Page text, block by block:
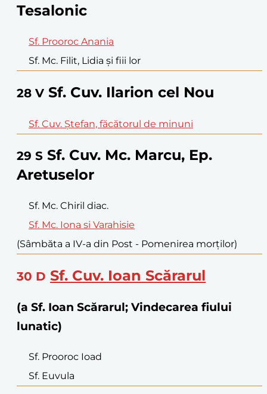
Tesalonic
Sf. Prooroc Anania
Sf. Mc. Filit, Lidia şi fiii lor
28 V Sf. Cuv. Ilarion cel Nou
Sf. Cuv. Ştefan, făcătorul de minuni
29 S Sf. Cuv. Mc. Marcu, Ep.
Aretuselor
Sf. Mc. Chiril diac.
Sf. Mc. Iona si Varahisie
(Sâmbăta a IV-a din Post - Pomenirea morţilor)
30 D Sf. Cuv. Ioan Scărarul
(a Sf. Ioan Scărarul; Vindecarea fiului
lunatic)
Sf. Prooroc Ioad
Sf. Euvula